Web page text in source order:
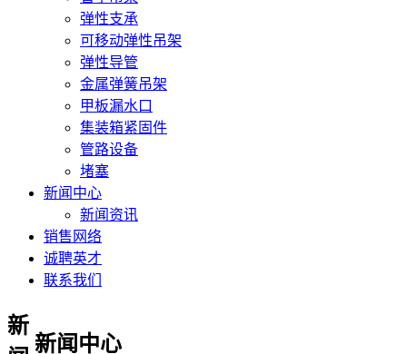
弹性支承
可移动弹性吊架
弹性导管
金属弹簧吊架
甲板漏水口
集装箱紧固件
管路设备
堵塞
新闻中心
新闻资讯
销售网络
诚聘英才
联系我们
新闻中心
新